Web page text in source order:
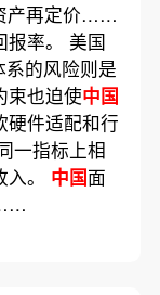
产再定价……
报率。 美国
系的风险则是
束也迫使中国
硬件适配和行
一指标上相
。 中国面